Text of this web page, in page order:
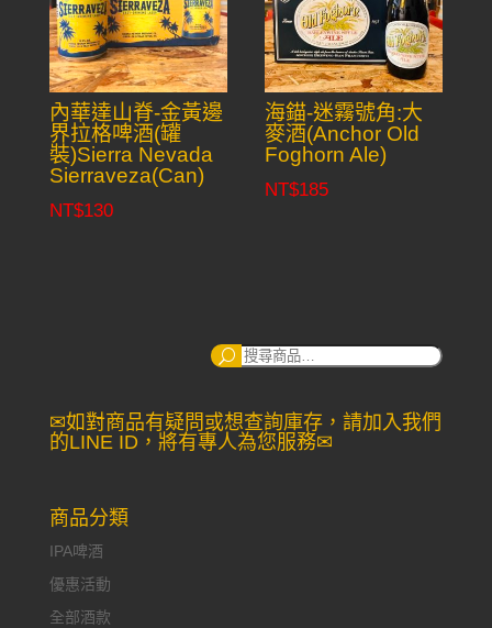
內華達山脊-金黃邊
界拉格啤酒(罐
裝)Sierra Nevada
Sierraveza(Can)
NT$130
海錨-迷霧號角:大
麥酒(Anchor Old
Foghorn Ale)
NT$185
搜
✉如對商品有疑問或想查詢庫存，請加入我們
的LINE ID，將有專人為您服務✉
商品分類
IPA啤酒
優惠活動
全部酒款